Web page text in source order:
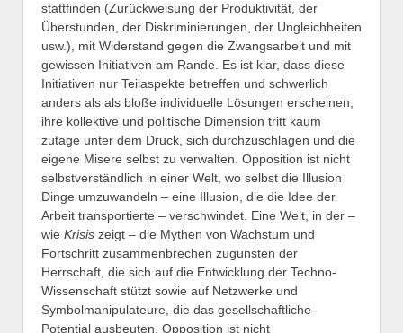
stattfinden (Zurückweisung der Produktivität, der
Überstunden, der Diskriminierungen, der Ungleichheiten
usw.), mit Widerstand gegen die Zwangsarbeit und mit
gewissen Initiativen am Rande. Es ist klar, dass diese
Initiativen nur Teilaspekte betreffen und schwerlich
anders als als bloße individuelle Lösungen erscheinen;
ihre kollektive und politische Dimension tritt kaum
zutage unter dem Druck, sich durchzuschlagen und die
eigene Misere selbst zu verwalten. Opposition ist nicht
selbstverständlich in einer Welt, wo selbst die Illusion
Dinge umzuwandeln – eine Illusion, die die Idee der
Arbeit transportierte – verschwindet. Eine Welt, in der –
wie Krisis zeigt – die Mythen von Wachstum und
Fortschritt zusammenbrechen zugunsten der
Herrschaft, die sich auf die Entwicklung der Techno-
Wissenschaft stützt sowie auf Netzwerke und
Symbolmanipulateure, die das gesellschaftliche
Potential ausbeuten. Opposition ist nicht